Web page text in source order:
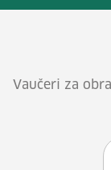
Vaučeri za